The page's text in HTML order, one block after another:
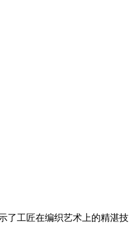
了工匠在编织艺术上的精湛技